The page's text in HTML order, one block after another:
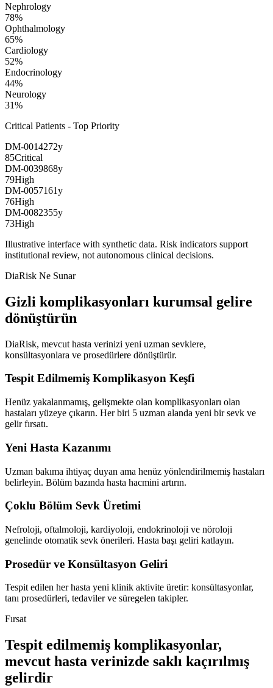
Nephrology
78%
Ophthalmology
65%
Cardiology
52%
Endocrinology
44%
Neurology
31%
Critical Patients - Top Priority
DM-0014272y
85Critical
DM-0039868y
79High
DM-0057161y
76High
DM-0082355y
73High
Illustrative interface with synthetic data. Risk indicators support
institutional review, not autonomous clinical decisions.
DiaRisk Ne Sunar
Gizli komplikasyonları kurumsal gelire
dönüştürün
DiaRisk, mevcut hasta verinizi yeni uzman sevklere,
konsültasyonlara ve prosedürlere dönüştürür.
Tespit Edilmemiş Komplikasyon Keşfi
Henüz yakalanmamış, gelişmekte olan komplikasyonları olan
hastaları yüzeye çıkarın. Her biri 5 uzman alanda yeni bir sevk ve
gelir fırsatı.
Yeni Hasta Kazanımı
Uzman bakıma ihtiyaç duyan ama henüz yönlendirilmemiş hastaları
belirleyin. Bölüm bazında hasta hacmini artırın.
Çoklu Bölüm Sevk Üretimi
Nefroloji, oftalmoloji, kardiyoloji, endokrinoloji ve nöroloji
genelinde otomatik sevk önerileri. Hasta başı geliri katlayın.
Prosedür ve Konsültasyon Geliri
Tespit edilen her hasta yeni klinik aktivite üretir: konsültasyonlar,
tanı prosedürleri, tedaviler ve süregelen takipler.
Fırsat
Tespit edilmemiş komplikasyonlar,
mevcut hasta verinizde saklı kaçırılmış
gelirdir